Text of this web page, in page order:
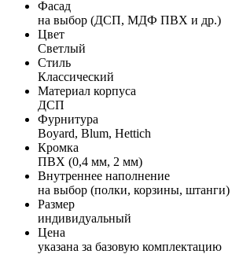
Фасад
на выбор (ДСП, МДФ ПВХ и др.)
Цвет
Светлый
Стиль
Классический
Материал корпуса
ДСП
Фурнитура
Boyard, Blum, Hettich
Кромка
ПВХ (0,4 мм, 2 мм)
Внутреннее наполнение
на выбор (полки, корзины, штанги)
Размер
индивидуальный
Цена
указана за базовую комплектацию